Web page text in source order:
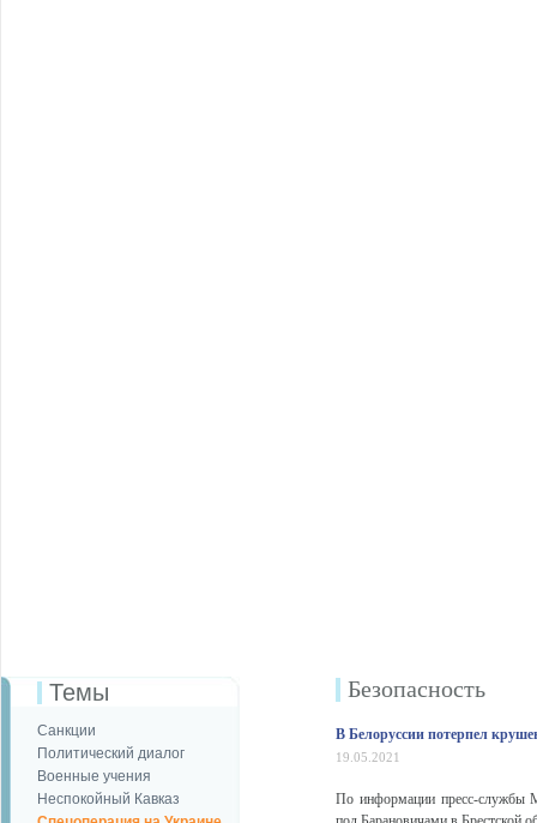
Темы
Санкции
Политический диалог
Военные учения
Неспокойный Кавказ
Безопаcность
В Белоруссии потерпел
19.05.2021
По информации пресс-службы